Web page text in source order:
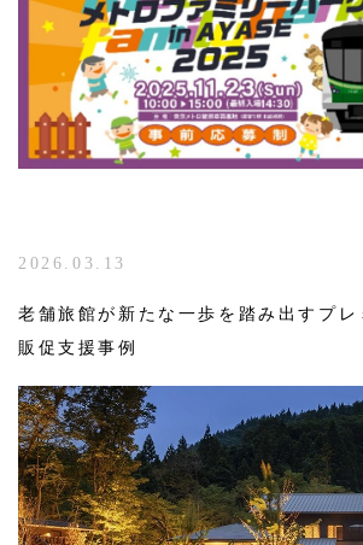
2026.03.13
老舗旅館が新たな一歩を踏み出すプレ
販促支援事例